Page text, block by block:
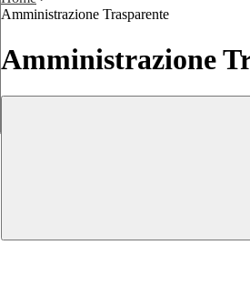
Amministrazione Trasparente
Amministrazione